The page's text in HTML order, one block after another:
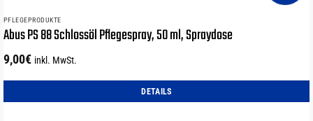
PFLEGEPRODUKTE
Abus PS 88 Schlossöl Pflegespray, 50 ml, Spraydose
9,00€ inkl. MwSt.
DETAILS